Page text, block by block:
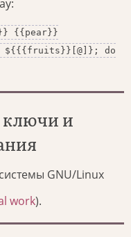
{{pear}}
${{{fruits}}[@]}; do
ключи и
GNU/Linux
work).